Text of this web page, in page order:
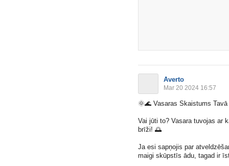
Averto
Mar 20 2024 16:57
🌞🌊 Vasaras Skaistums
Vai jūti to? Vasara tuvojas ar
brīži! 🌅
Ja esi sapņojis par
maigi skūpstīs ādu, tagad ir